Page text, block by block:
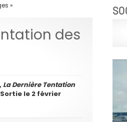
»
des
La Dernière Tentation
le 2 février